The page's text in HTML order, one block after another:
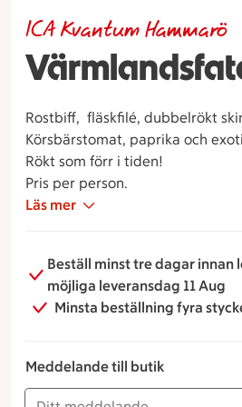
ICA Kvantum Hammarö
Rostbiff, fläskfilé, dubbelrökt
Körsbärstomat, paprika och
Rökt som förr i tiden!
Pris per person.
Läs mer
Beställ minst tre dagar innan
möjliga leveransdag 11 Aug
Minsta beställning fyra
Meddelande till butik